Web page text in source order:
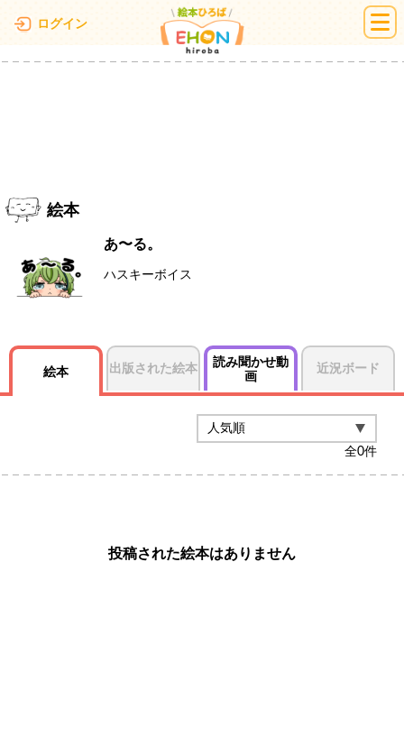
ログイン 絵本ひろば
絵本
あ〜る。
ハスキーボイス
絵本 出版された絵本
読み聞かせ動
画
近況ボード
全0件
投稿された絵本はありません